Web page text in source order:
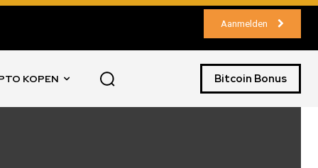
Aanmelden
KOPEN Bitcoin Bonus